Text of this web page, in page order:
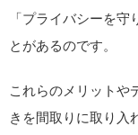
「プライバシーを
とがあるのです。
これらのメリットや
きを間取りに取り入